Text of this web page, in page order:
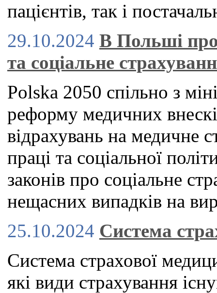
пацієнтів, так і
29.10.2024 В Польші
та соціальне
Polska 2050 спільно з
реформу медичних
відрахувань на медичне
праці та соціальної
законів про соціальне
нещасних випадків на
25.10.2024 Система
Система страхової
які види страхування